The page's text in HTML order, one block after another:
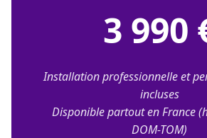
3 990
Installation professionnelle et
incluses
Disponible partout en France
DOM-TOM)